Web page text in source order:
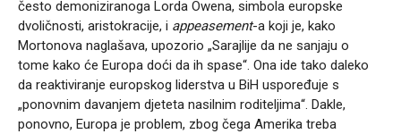
često demoniziranoga Lorda Owena, simbola europske
dvoličnosti, aristokracije, i appeasement-a koji je, kako
Mortonova naglašava, upozorio „Sarajlije da ne sanjaju o
tome kako će Europa doći da ih spase“. Ona ide tako daleko
da reaktiviranje europskog liderstva u BiH uspoređuje s
„ponovnim davanjem djeteta nasilnim roditeljima“. Dakle,
ponovno, Europa je problem, zbog čega Amerika treba